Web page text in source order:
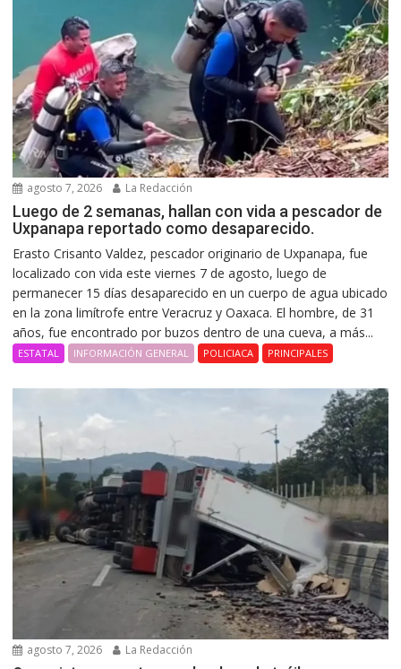
agosto 7, 2026 La Redacción
Luego de 2 semanas, hallan con vida a pescador de
Uxpanapa reportado como desaparecido.
Erasto Crisanto Valdez, pescador originario de Uxpanapa, fue
localizado con vida este viernes 7 de agosto, luego de
permanecer 15 días desaparecido en un cuerpo de agua ubicado
en la zona limítrofe entre Veracruz y Oaxaca. El hombre, de 31
años, fue encontrado por buzos dentro de una cueva, a más...
ESTATAL INFORMACIÓN GENERAL POLICIACA PRINCIPALES
agosto 7, 2026 La Redacción